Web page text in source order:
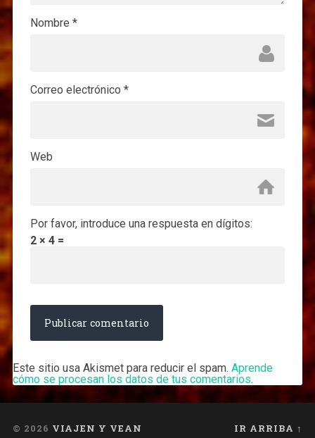
Nombre *
Correo electrónico *
Web
Por favor, introduce una respuesta en dígitos:
2 × 4 =
Este sitio usa Akismet para reducir el spam. Aprende
cómo se procesan los datos de tus comentarios.
© 2026 VIAJEN Y VEAN IR ARRIBA ↑